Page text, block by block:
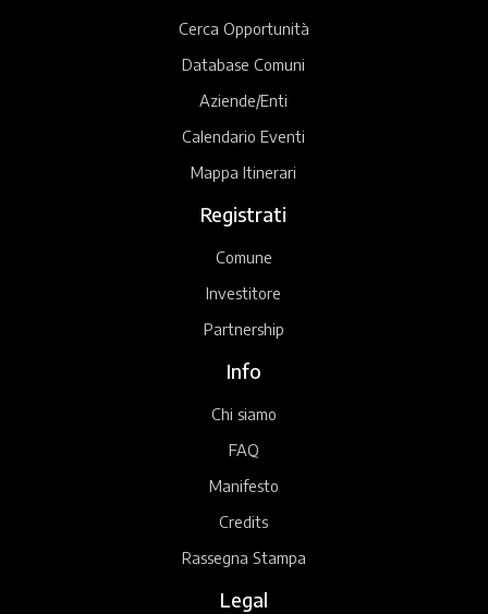
Cerca Opportunità
Database Comuni
Aziende/Enti
Calendario Eventi
Mappa Itinerari
Registrati
Comune
Investitore
Partnership
Info
Chi siamo
FAQ
Manifesto
Credits
Rassegna Stampa
Legal